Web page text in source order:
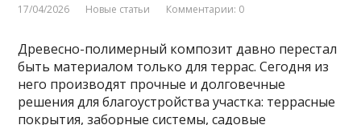
17/04/2026 Новые статьи Комментарии: 0
Древесно-полимерный композит давно перестал
быть материалом только для террас. Сегодня из
него производят прочные и долговечные
решения для благоустройства участка: террасные
покрытия, заборные системы, садовые